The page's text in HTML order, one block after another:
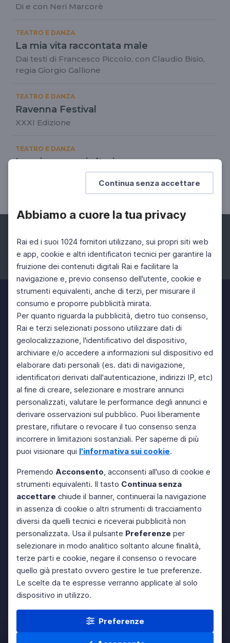
Continua senza accettare
Abbiamo a cuore la tua privacy
Rai ed i suoi 1024 fornitori utilizzano, sui propri siti web
e app, cookie e altri identificatori tecnici per garantire la
fruizione dei contenuti digitali Rai e facilitare la
navigazione e, previo consenso dell'utente, cookie e
strumenti equivalenti, anche di terzi, per misurare il
consumo e proporre pubblicità mirata.
Per quanto riguarda la pubblicità, dietro tuo consenso,
Rai e terzi selezionati possono utilizzare dati di
geolocalizzazione, l'identificativo del dispositivo,
archiviare e/o accedere a informazioni sul dispositivo ed
elaborare dati personali (es. dati di navigazione,
identificatori derivati dall'autenticazione, indirizzi IP, etc)
al fine di creare, selezionare e mostrare annunci
personalizzati, valutare le performance degli annunci e
derivare osservazioni sul pubblico. Puoi liberamente
prestare, rifiutare o revocare il tuo consenso senza
incorrere in limitazioni sostanziali. Per saperne di più
puoi visionare qui l'informativa sui cookie.
Premendo Acconsento, acconsenti all'uso di cookie e
strumenti equivalenti. Il tasto Continua senza
accettare chiude il banner, continuerai la navigazione
in assenza di cookie o altri strumenti di tracciamento
diversi da quelli tecnici e riceverai pubblicità non
personalizzata. Usa il pulsante Preferenze per
selezionare in modo analitico soltanto alcune finalità,
terze parti e cookie, negare il consenso o revocare
quello già prestato ovvero gestire le tue preferenze.
Le scelte da te espresse verranno applicate al solo
dispositivo in utilizzo.
Preferenze
Di e con Neri Marcorè
TEATRO E DANZA
La mia vita raccontata male
Dai testi di Francesco Piccolo, con Claudio Bisio,
regia Giorgio Gallione
TEATRO E DANZA
Ravenna Festival
XXXI Edizione
TEATRO E DANZA
Le mie canzoni altrui
Neri Marcorè interpreta a teatro canzoni di De
André, Gaber, Testa e altri
Facebook Instagram Twitter